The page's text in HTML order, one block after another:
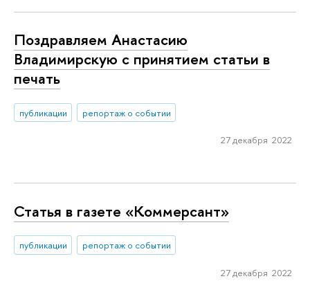
Поздравляем Анастасию
Владимирскую с принятием статьи в
печать
публикации репортаж о событии
27 декабря 2022
Статья в газете «Коммерсант»
публикации репортаж о событии
27 декабря 2022